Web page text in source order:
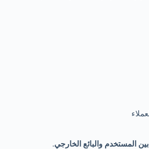
المستخدم والبائع الخارجي.